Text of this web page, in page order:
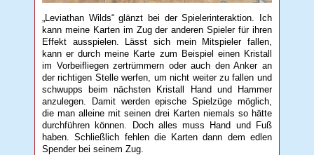
„Leviathan Wilds“ glänzt bei der Spielerinteraktion. Ich
kann meine Karten im Zug der anderen Spieler für ihren
Effekt ausspielen. Lässt sich mein Mitspieler fallen,
kann er durch meine Karte zum Beispiel einen Kristall
im Vorbeifliegen zertrümmern oder auch den Anker an
der richtigen Stelle werfen, um nicht weiter zu fallen und
schwupps beim nächsten Kristall Hand und Hammer
anzulegen. Damit werden epische Spielzüge möglich,
die man alleine mit seinen drei Karten niemals so hätte
durchführen können. Doch alles muss Hand und Fuß
haben. Schließlich fehlen die Karten dann dem edlen
Spender bei seinem Zug.